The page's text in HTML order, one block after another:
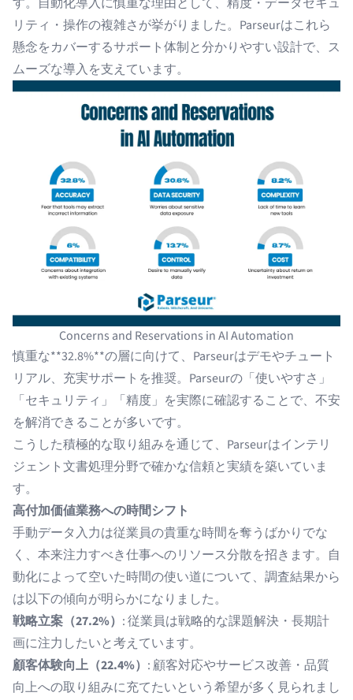
リティ・操作の複雑さが挙がりました。Parseurはこれら
懸念をカバーするサポート体制と分かりやすい設計で、ス
ムーズな導入を支えています。
Concerns and Reservations in AI Automation
慎重な**32.8%**の層に向けて、Parseurはデモやチュート
リアル、充実サポートを推奨。Parseurの「使いやすさ」
「セキュリティ」「精度」を実際に確認することで、不安
を解消できることが多いです。
こうした積極的な取り組みを通じて、Parseurはインテリ
ジェント文書処理分野で確かな信頼と実績を築いていま
す。
高付加価値業務への時間シフト
手動データ入力は従業員の貴重な時間を奪うばかりでな
く、本来注力すべき仕事へのリソース分散を招きます。自
動化によって空いた時間の使い道について、調査結果から
は以下の傾向が明らかになりました。
戦略立案（27.2%） : 従業員は戦略的な課題解決・長期計
画に注力したいと考えています。
顧客体験向上（22.4%） : 顧客対応やサービス改善・品質
向上への取り組みに充てたいという希望が多く見られまし